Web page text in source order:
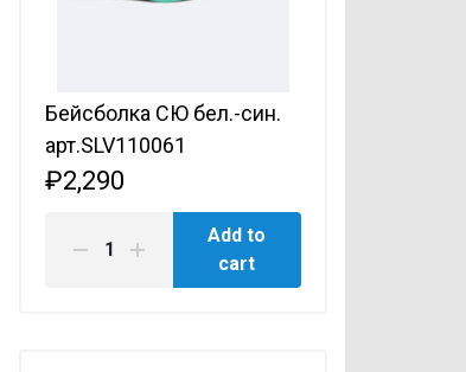
Бейсболка СЮ бел.-син.
арт.SLV110061
₽2,290
Add to
cart